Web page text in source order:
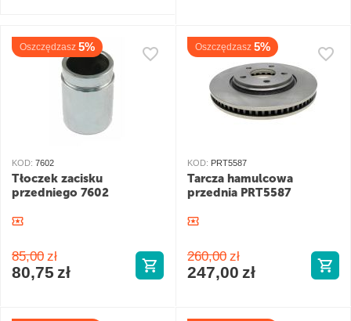
Oszczędzasz 5%
KOD: 7602
Tłoczek zacisku
przedniego 7602
85,00 zł
80,75 zł
Oszczędzasz 5%
KOD: PRT5587
Tarcza hamulcowa
przednia PRT5587
260,00 zł
247,00 zł